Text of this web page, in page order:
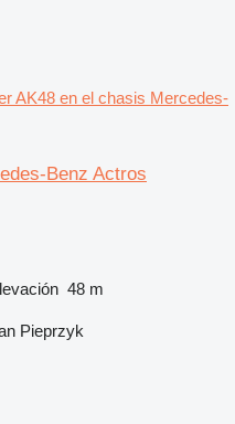
AK48 en el chasis Mercedes-
Benz Actros
48 m
Pieprzyk